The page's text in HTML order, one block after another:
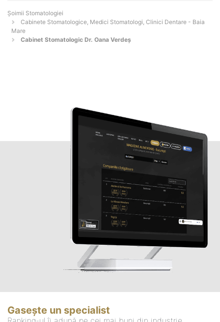
Șoimii Stomatologiei
Cabinete Stomatologice, Medici Stomatologi, Clinici Dentare - Baia
Mare
Cabinet Stomatologic Dr. Oana Verdeș
Gasește un specialist